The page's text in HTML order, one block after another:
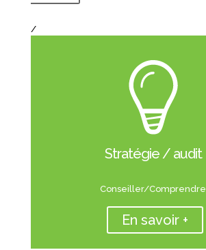
/
Stratégie / audit
Conseiller/Comprendre
En savoir +